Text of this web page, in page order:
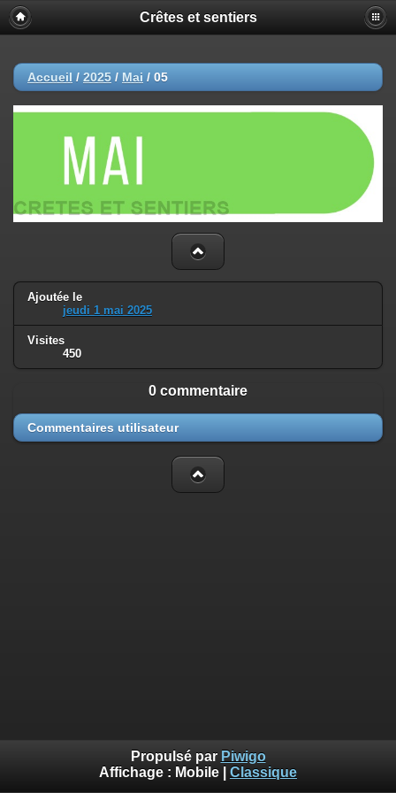
Crêtes et sentiers
Accueil / 2025 / Mai / 05
Ajoutée le
jeudi 1 mai 2025
Visites
450
0 commentaire
Commentaires utilisateur
Propulsé par Piwigo
Affichage : Mobile Classique